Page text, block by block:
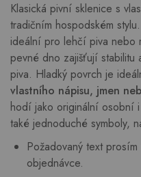
Klasická pivní sklenice s
tradičním hospodském
ideální pro lehčí piva nebo
pevné dno zajišťují
piva. Hladký povrch je
vlastního nápisu, jmen
hodí jako originální osobní
také jednoduché symboly,
Požadovaný text
objednávce.